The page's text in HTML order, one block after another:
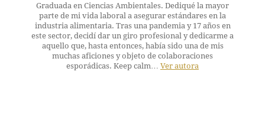
Graduada en Ciencias Ambientales. Dediqué la mayor
parte de mi vida laboral a asegurar estándares en la
industria alimentaria. Tras una pandemia y 17 años en
este sector, decidí dar un giro profesional y dedicarme a
aquello que, hasta entonces, había sido una de mis
muchas aficiones y objeto de colaboraciones
esporádicas. Keep calm… Ver autora